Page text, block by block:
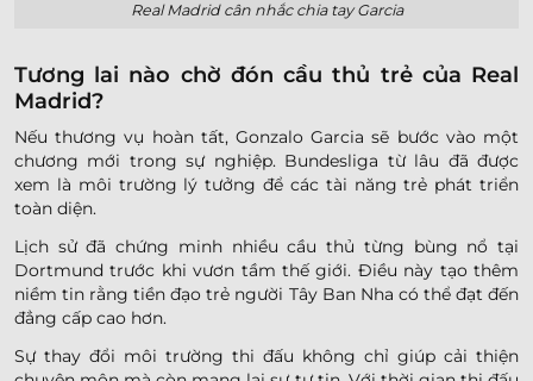
Real Madrid cân nhắc chia tay Garcia
Tương lai nào chờ đón cầu thủ trẻ của Real
Madrid?
Nếu thương vụ hoàn tất, Gonzalo Garcia sẽ bước vào một
chương mới trong sự nghiệp. Bundesliga từ lâu đã được
xem là môi trường lý tưởng để các tài năng trẻ phát triển
toàn diện.
Lịch sử đã chứng minh nhiều cầu thủ từng bùng nổ tại
Dortmund trước khi vươn tầm thế giới. Điều này tạo thêm
niềm tin rằng tiền đạo trẻ người Tây Ban Nha có thể đạt đến
đẳng cấp cao hơn.
Sự thay đổi môi trường thi đấu không chỉ giúp cải thiện